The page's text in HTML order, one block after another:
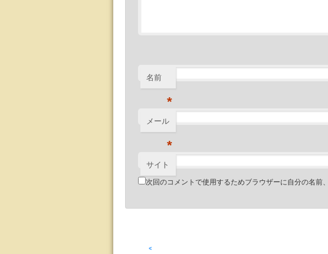
名前
*
メール
*
サイト
次回のコメントで使用するためブラウザーに自分の名前
<